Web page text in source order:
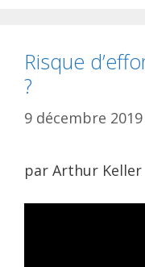
Risque
?
9 décembre 2019
par Arthur Keller